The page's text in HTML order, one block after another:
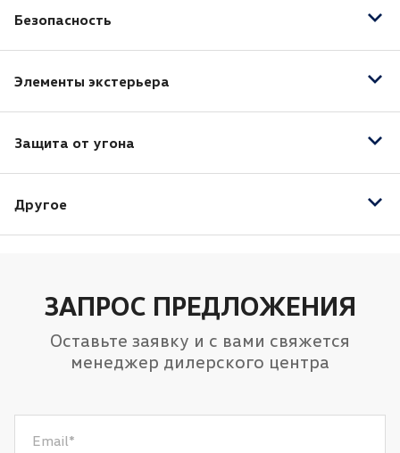
Регулировка руля по высоте
Бортовой компьютер
Круиз-контроль
Безопасность
Система стабилизации (ESP)
Крепление для детского кресла (задний ряд)
Антипробуксовочная система (ASR)
Элементы экстерьера
Защита от угона
Иммобилайзер
Другое
ЗАПРОС ПРЕДЛОЖЕНИЯ
Оставьте заявку и с вами свяжется
менеджер дилерского центра
Email*